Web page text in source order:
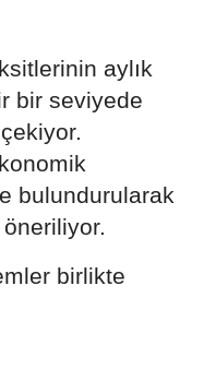
aylık
bir seviyede
bulundurularak
öneriliyor.
birlikte